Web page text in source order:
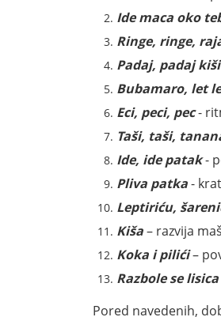
Ide maca oko
Ringe, ringe,
Padaj, padaj
Bubamaro, let
Eci, peci, pec-
Taši, taši,
Ide, ide patak-
Pliva patka-
Leptiriću,
Kiša– razvija
Koka i pilići–
Razbole se lisica
Pored navedenih,